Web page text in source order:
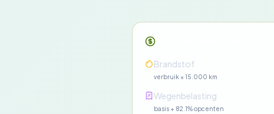
Brandstof
verbruik × 15.000 km
Wegenbelasting
basis + 82.1% opcenten